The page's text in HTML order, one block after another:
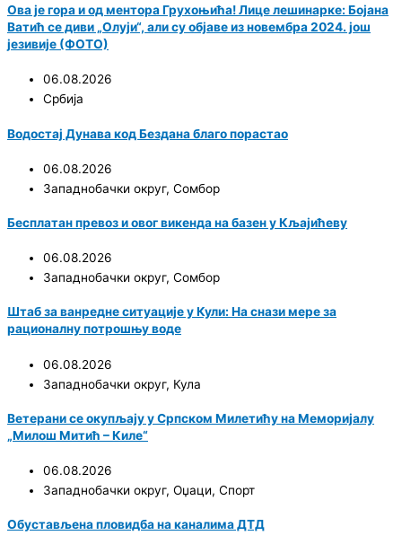
Ова је гора и од ментора Грухоњића! Лице лешинарке: Бојана
Ватић се диви „Олуји“, али су објаве из новембра 2024. још
језивије (ФОТО)
06.08.2026
Србија
Водостај Дунава код Бездана благо порастао
06.08.2026
Западнобачки округ, Сомбор
Бесплатан превоз и овог викенда на базен у Кљајићеву
06.08.2026
Западнобачки округ, Сомбор
Штаб за ванредне ситуације у Кули: На снази мере за
рационалну потрошњу воде
06.08.2026
Западнобачки округ, Кула
Ветерани се окупљају у Српском Милетићу на Меморијалу
„Милош Митић – Киле“
06.08.2026
Западнобачки округ, Оџаци, Спорт
Обустављена пловидба на каналима ДТД